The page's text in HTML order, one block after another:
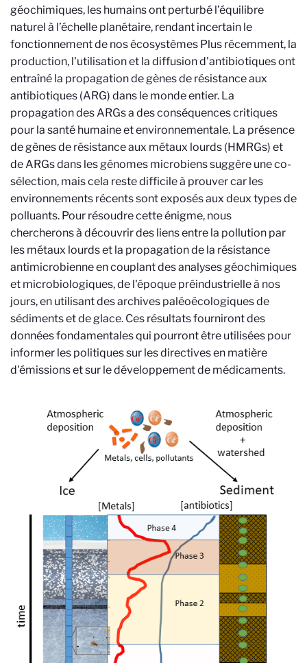
géochimiques, les humains ont perturbé l’équilibre
naturel à l’échelle planétaire, rendant incertain le
fonctionnement de nos écosystèmes Plus récemment, la
production, l'utilisation et la diffusion d'antibiotiques ont
entraîné la propagation de gènes de résistance aux
antibiotiques (ARG) dans le monde entier. La
propagation des ARGs a des conséquences critiques
pour la santé humaine et environnementale. La présence
de gènes de résistance aux métaux lourds (HMRGs) et
de ARGs dans les génomes microbiens suggère une co-
sélection, mais cela reste difficile à prouver car les
environnements récents sont exposés aux deux types de
polluants. Pour résoudre cette énigme, nous
chercherons à découvrir des liens entre la pollution par
les métaux lourds et la propagation de la résistance
antimicrobienne en couplant des analyses géochimiques
et microbiologiques, de l'époque préindustrielle à nos
jours, en utilisant des archives paléoécologiques de
sédiments et de glace. Ces résultats fourniront des
données fondamentales qui pourront être utilisées pour
informer les politiques sur les directives en matière
d'émissions et sur le développement de médicaments.